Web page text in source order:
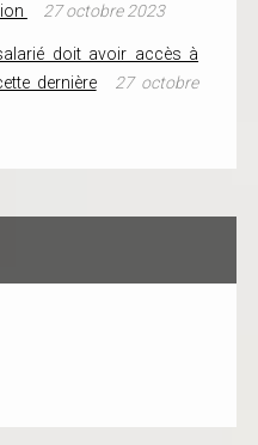
27 octobre 2023
doit avoir accès à
dernière
27 octobre